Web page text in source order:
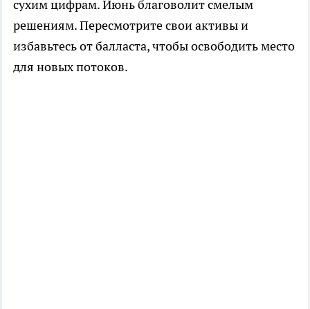
сухим цифрам. Июнь благоволит смелым
решениям. Пересмотрите свои активы и
избавьтесь от балласта, чтобы освободить место
для новых потоков.